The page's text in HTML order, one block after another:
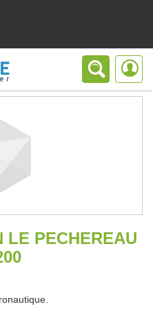
LE PECHEREAU